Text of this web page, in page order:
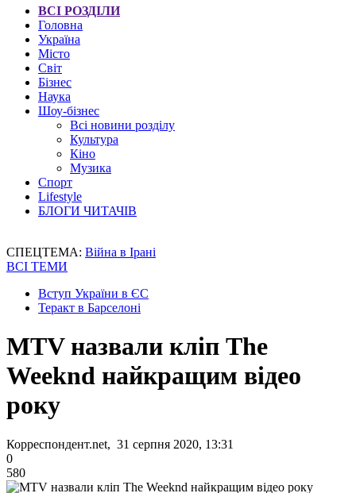
ВСІ РОЗДІЛИ
Головна
Україна
Місто
Світ
Бізнес
Наука
Шоу-бізнес
Всі новини розділу
Культура
Кіно
Музика
Спорт
Lifestyle
БЛОГИ ЧИТАЧІВ
СПЕЦТЕМА: Війна в Ірані
ВСІ ТЕМИ
Вступ України в ЄС
Теракт в Барселоні
MTV назвали кліп The
Weeknd найкращим відео
року
Корреспондент.net, 31 серпня 2020, 13:31
0
580